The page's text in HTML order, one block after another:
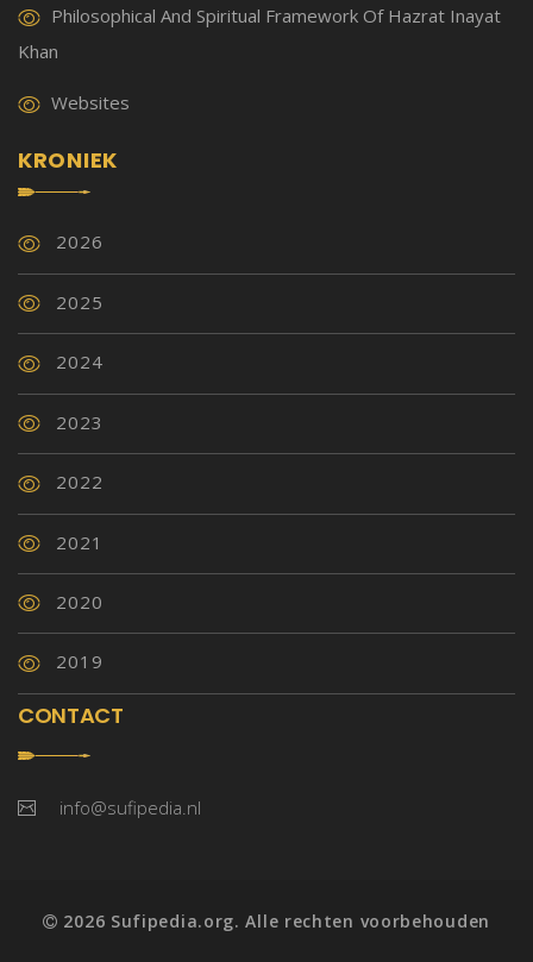
Philosophical And Spiritual Framework Of Hazrat Inayat
Khan
Websites
KRONIEK
2026
2025
2024
2023
2022
2021
2020
2019
CONTACT
info@sufipedia.nl
2026 Sufipedia.org. Alle rechten voorbehouden